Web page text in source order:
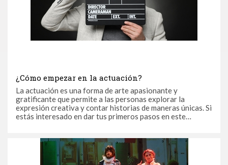
¿Cómo empezar en la actuación?
La actuación es una forma de arte apasionante y
gratificante que permite a las personas explorar la
expresión creativa y contar historias de maneras únicas. Si
estás interesado en dar tus primeros pasos en este